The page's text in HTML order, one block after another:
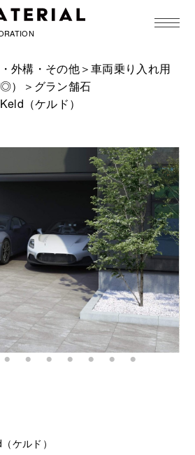
toggle
外構・その他＞車両乗り入れ用
）
＞ グラン舗石
（ケルド）
ケルド）